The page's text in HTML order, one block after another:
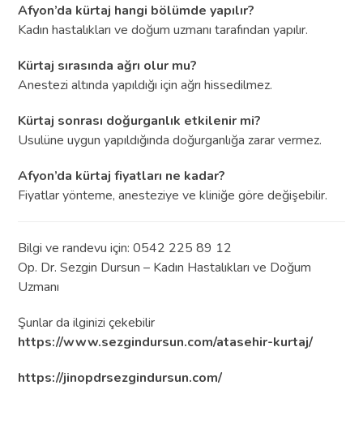
Afyon’da kürtaj hangi bölümde yapılır?
Kadın hastalıkları ve doğum uzmanı tarafından yapılır.
Kürtaj sırasında ağrı olur mu?
Anestezi altında yapıldığı için ağrı hissedilmez.
Kürtaj sonrası doğurganlık etkilenir mi?
Usulüne uygun yapıldığında doğurganlığa zarar vermez.
Afyon’da kürtaj fiyatları ne kadar?
Fiyatlar yönteme, anesteziye ve kliniğe göre değişebilir.
Bilgi ve randevu için: 0542 225 89 12
Op. Dr. Sezgin Dursun – Kadın Hastalıkları ve Doğum
Uzmanı
Şunlar da ilginizi çekebilir
https://www.sezgindursun.com/atasehir-kurtaj/
https://jinopdrsezgindursun.com/